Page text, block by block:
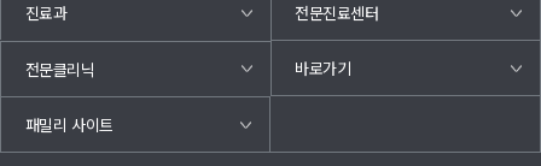
진료과 전문진료센터
전문클리닉 바로가기
패밀리 사이트